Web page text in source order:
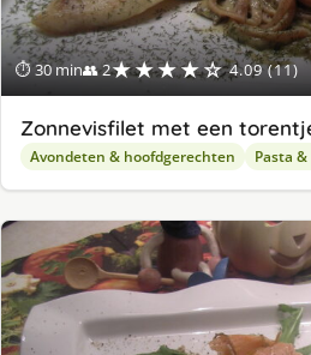
⏱ 30 min👥 2★★★★☆ 4.09 (11)
Zonnevisfilet met een
Avondeten & hoofdgerechten Pasta